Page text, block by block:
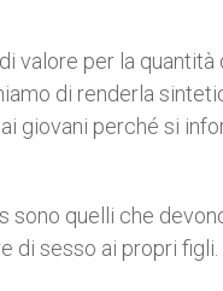
valore per la
di renderla
giovani perché si
sono quelli che
di sesso ai propri figli.